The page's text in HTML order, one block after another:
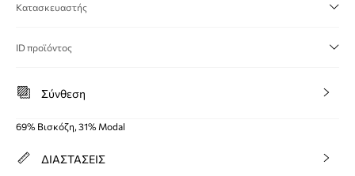
Κατασκευαστής
ID προϊόντος
Σύνθεση
69% Βισκόζη, 31% Modal
ΔΙΑΣΤΑΣΕΙΣ